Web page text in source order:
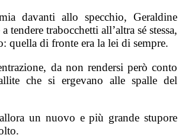
davanti allo specchio, Geraldine
tendere trabocchetti all’altra sé stessa,
quella di fronte era la lei di sempre.
da non rendersi però conto
che si ergevano alle spalle del
un nuovo e più grande stupore